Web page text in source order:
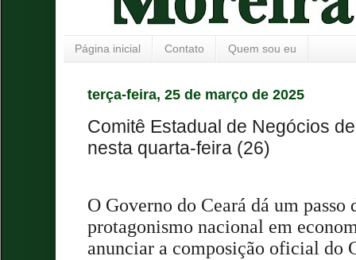
Página inicial Contato Quem sou eu
terça-feira, 25 de março de 2025
Comitê Estadual de Negócios
nesta quarta-feira (26)
O Governo do Ceará dá um passo
protagonismo nacional em
anunciar a composição oficial do